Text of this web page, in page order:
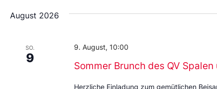
das
August 2026
SO.
9
Sommer Brunch des QV Spalen
9. August, 10:00
Herzliche Einladung zum gemütlichen